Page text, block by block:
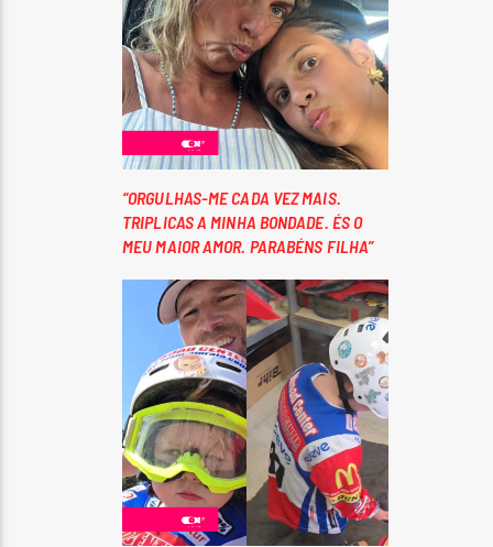
“ORGULHAS-ME CADA VEZ MAIS.
TRIPLICAS A MINHA BONDADE. ÉS O
MEU MAIOR AMOR. PARABÉNS FILHA”